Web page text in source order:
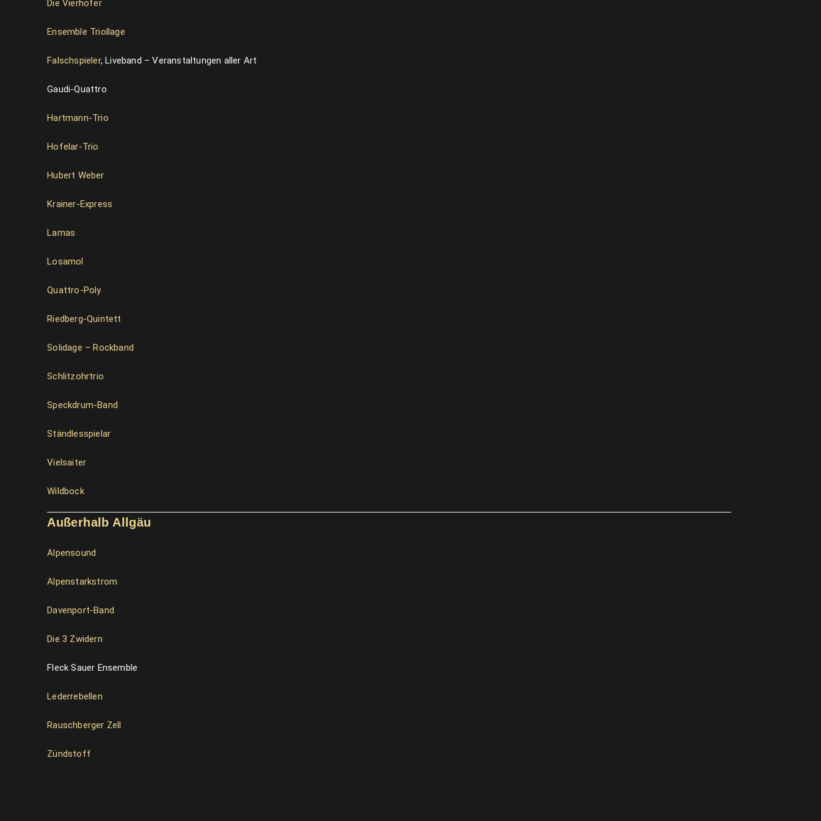
Die Vierhofer
Ensemble Triollage
Falschspieler, Liveband – Veranstaltungen aller Art
Gaudi-Quattro
Hartmann-Trio
Hofelar-Trio
Hubert Weber
Krainer-Express
Lamas
Losamol
Quattro-Poly
Riedberg-Quintett
Solidage – Rockband
Schlitzohrtrio
Speckdrum-Band
Ständlesspielar
Vielsaiter
Wildbock
Außerhalb Allgäu
Alpensound
Alpenstarkstrom
Davenport-Band
Die 3 Zwidern
Fleck Sauer Ensemble
Lederrebellen
Rauschberger Zell
Zündstoff